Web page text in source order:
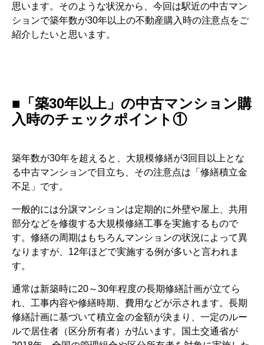
思います。そのような状況から、今回は駅近の中古マン
ションで築年数が30年以上の不動産購入時の注意点をご
紹介したいと思います。
■「築30年以上」の中古マンション購
入時のチェックポイント①
築年数が30年を超えると、大規模修繕が3回目以上とな
る中古マンションで目立ち、その注意点は「修繕積立金
不足」です。
一般的には分譲マンションは定期的に外壁や屋上、共用
部分などを修復する大規模修繕工事を実施するもので
す。修繕の周期はもちろんマンションの状況によって異
なりますが、12年ほどで実施する例が多いと言われま
す。
通常は新築時に20～30年程度の長期修繕計画が立てら
れ、工事内容や修繕時期、費用などが示されます。長期
修繕計画に基づいて積立金の金額が決まり、一定のルー
ルで居住者（区分所有者）が払います。国土交通省が